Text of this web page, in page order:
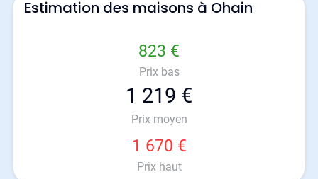
Estimation des maisons à Ohain
823 €
Prix bas
1 219 €
Prix moyen
1 670 €
Prix haut